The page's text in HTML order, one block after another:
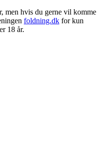
men hvis du gerne vil komme
foldning.dk for kun
18 år.